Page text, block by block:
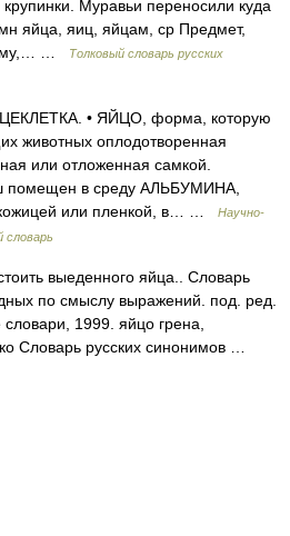
Муравьи переносили куда
яйца, яиц, яйцам, ср Предмет,
…
Толковый словарь русских
• ЯЙЦО, форма, которую
животных оплодотворенная
или отложенная самкой.
помещен в среду АЛЬБУМИНА,
или пленкой, в… …
Научно-
словарь
выеденного яйца.. Словарь
по смыслу выражений. под. ред.
1999. яйцо грена,
Словарь русских синонимов …